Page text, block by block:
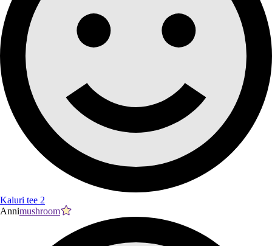
Kaluri tee 2
Annimushroom